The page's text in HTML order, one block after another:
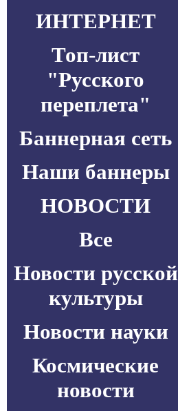
ИНТЕРНЕТ
Топ-лист
"Русского
переплета"
Баннерная сеть
Наши баннеры
НОВОСТИ
Все
Новости русской
культуры
Новости науки
Космические
новости